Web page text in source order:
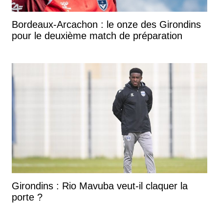
Bordeaux-Arcachon : le onze des Girondins
pour le deuxième match de préparation
Girondins : Rio Mavuba veut-il claquer la
porte ?